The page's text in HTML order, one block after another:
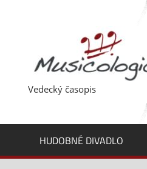
Vedecký časopis
HUDOBNÉ DIVADLO